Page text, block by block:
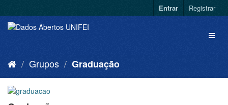
Entrar Registrar
Grupos Graduação